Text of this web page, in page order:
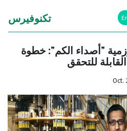
تكنوفيرس
"أصداء الكم": خطوة
للتحقق